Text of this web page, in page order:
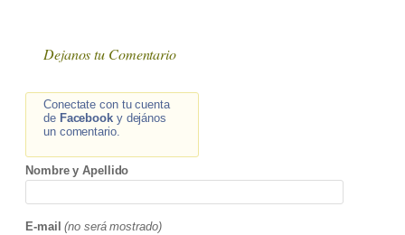
Dejanos tu Comentario
Conectate con tu cuenta
de Facebooky dejános
un comentario.
Nombre y Apellido
E-mail (no será mostrado)